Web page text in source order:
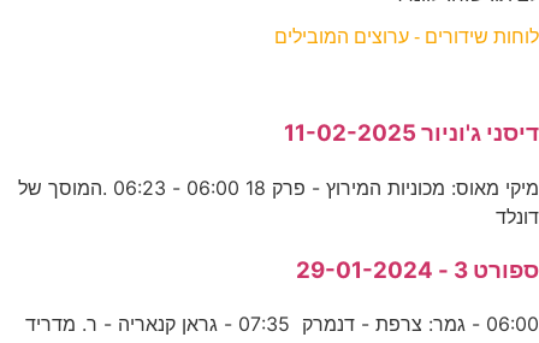
לוחות שידורים - ערוצים המובילים
דיסני ג'וניור 11-02-2025
מיקי מאוס: מכוניות המירוץ - פרק 18 06:00 - 06:23 .המוסך של
דונלד
ספורט 3 - 29-01-2024
06:00 - גמר: צרפת - דנמרק 07:35 - גראן קנאריה - ר. מדריד